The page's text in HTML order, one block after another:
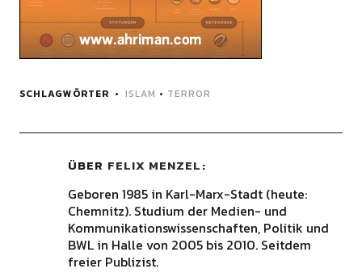
SCHLAGWÖRTER ISLAM • TERROR
ÜBER FELIX MENZEL
Geboren 1985 in Karl-Marx-Stadt (heute:
Chemnitz). Studium der Medien- und
Kommunikationswissenschaften, Politik und
BWL in Halle von 2005 bis 2010. Seitdem
freier Publizist.